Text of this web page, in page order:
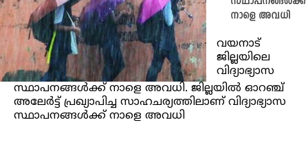
നാളെ അവധി
വയനാട്
ജില്ലയിലെ
വിദ്യാഭ്യാസ
സ്ഥാപനങ്ങള്‍ക്ക് നാളെ അവധി. ജില്ലയില്‍ ഓറഞ്ച്
അലേര്‍ട്ട് പ്രഖ്യാപിച്ച സാഹചര്യത്തിലാണ് വിദ്യാഭ്യാസ
സ്ഥാപനങ്ങള്‍ക്ക് നാളെ അവധി